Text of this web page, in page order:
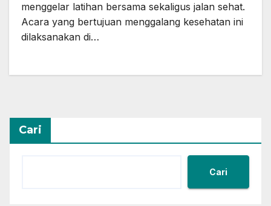
menggelar latihan bersama sekaligus jalan sehat.
Acara yang bertujuan menggalang kesehatan ini
dilaksanakan di…
Cari
Cari